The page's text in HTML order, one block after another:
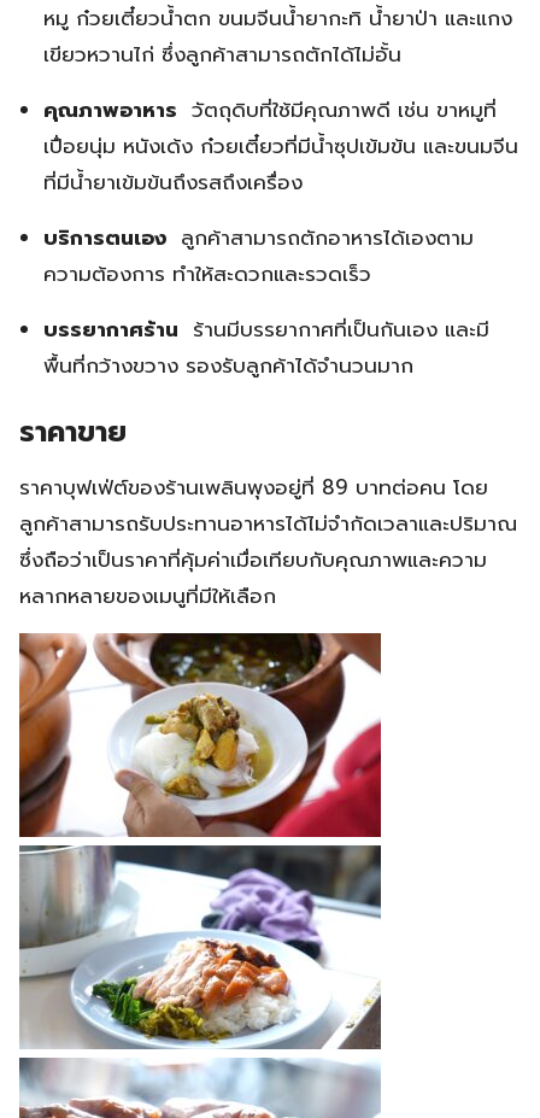
หมู ก๋วยเตี๋ยวน้ำตก ขนมจีนน้ำยากะทิ น้ำยาป่า และแกง
เขียวหวานไก่ ซึ่งลูกค้าสามารถตักได้ไม่อั้น
คุณภาพอาหาร วัตถุดิบที่ใช้มีคุณภาพดี เช่น ขาหมูที่
เปื่อยนุ่ม หนังเด้ง ก๋วยเตี๋ยวที่มีน้ำซุปเข้มข้น และขนมจีน
ที่มีน้ำยาเข้มข้นถึงรสถึงเครื่อง
บริการตนเอง ลูกค้าสามารถตักอาหารได้เองตาม
ความต้องการ ทำให้สะดวกและรวดเร็ว
บรรยากาศร้าน ร้านมีบรรยากาศที่เป็นกันเอง และมี
พื้นที่กว้างขวาง รองรับลูกค้าได้จำนวนมาก
ราคาขาย
ราคาบุฟเฟ่ต์ของร้านเพลินพุงอยู่ที่ 89 บาทต่อคน โดย
ลูกค้าสามารถรับประทานอาหารได้ไม่จำกัดเวลาและปริมาณ
ซึ่งถือว่าเป็นราคาที่คุ้มค่าเมื่อเทียบกับคุณภาพและความ
หลากหลายของเมนูที่มีให้เลือก